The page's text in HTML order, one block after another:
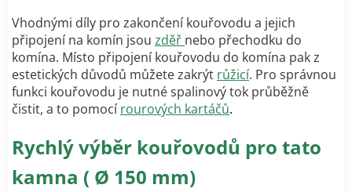
Vhodnými díly pro zakončení kouřovodu a jejich
připojení na komín jsou zděř nebo přechodku do
komína. Místo připojení kouřovodu do komína pak z
estetických důvodů můžete zakrýt růžicí. Pro správnou
funkci kouřovodu je nutné spalinový tok průběžně
čistit, a to pomocí rourových kartáčů.
Rychlý výběr kouřovodů pro tato
kamna ( Ø 150 mm)